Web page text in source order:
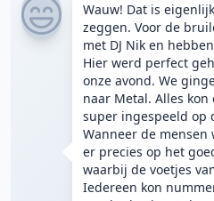
Wauw! Dat is
zeggen. Voor de
met DJ Nik en
Hier werd perfect
onze avond. We
naar Metal. Alles
super ingespeeld op
Wanneer de
er precies op het
waarbij de voetjes
Iedereen kon